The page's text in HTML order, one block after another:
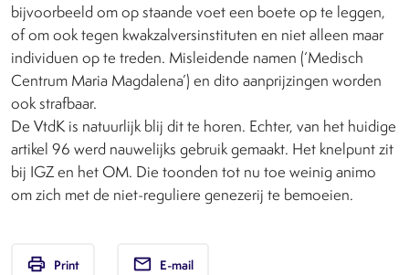
bijvoorbeeld om op staande voet een boete op te leggen,
of om ook tegen kwakzalversinstituten en niet alleen maar
individuen op te treden. Misleidende namen (‘Medisch
Centrum Maria Magdalena’) en dito aanprijzingen worden
ook strafbaar.
De VtdK is natuurlijk blij dit te horen. Echter, van het huidige
artikel 96 werd nauwelijks gebruik gemaakt. Het knelpunt zit
bij IGZ en het OM. Die toonden tot nu toe weinig animo
om zich met de niet-reguliere genezerij te bemoeien.
print Print email E-mail